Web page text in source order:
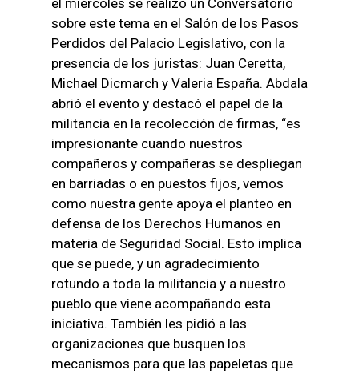
sobre este tema en el Salón de los Pasos
Perdidos del Palacio Legislativo, con la
presencia de los juristas: Juan Ceretta,
Michael Dicmarch y Valeria España. Abdala
abrió el evento y destacó el papel de la
militancia en la recolección de firmas, “es
impresionante cuando nuestros
compañeros y compañeras se despliegan
en barriadas o en puestos fijos, vemos
como nuestra gente apoya el planteo en
defensa de los Derechos Humanos en
materia de Seguridad Social. Esto implica
que se puede, y un agradecimiento
rotundo a toda la militancia y a nuestro
pueblo que viene acompañando esta
iniciativa. También les pidió a las
organizaciones que busquen los
mecanismos para que las papeletas que